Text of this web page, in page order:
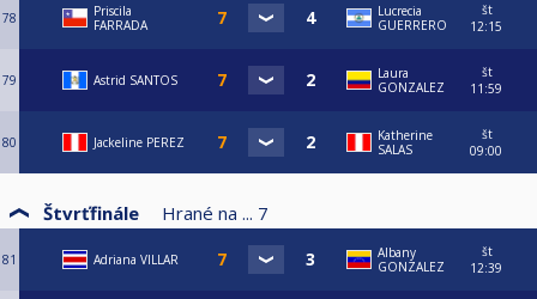
78
Priscila
FARRADA
Lucrecia
GUERRERO
št
12:15
79 Astrid SANTOS
Laura
GONZALEZ
št
11:59
80 Jackeline PEREZ
Katherine
SALAS
št
09:00
Štvrťfinále Hrané na ... 7
81 Adriana VILLAR
Albany
GONZALEZ
št
12:39